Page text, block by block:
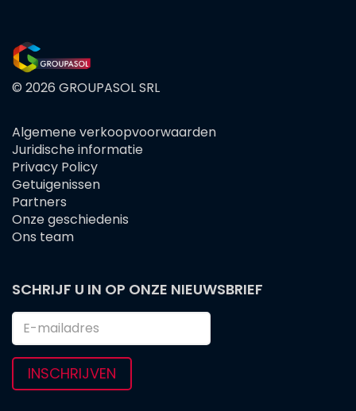
© 2026 GROUPASOL SRL
FOOTER
MENU
Algemene verkoopvoorwaarden
Juridische informatie
Privacy Policy
Getuigenissen
Partners
Onze geschiedenis
Ons team
SCHRIJF U IN OP ONZE NIEUWSBRIEF
INSCHRIJVEN